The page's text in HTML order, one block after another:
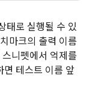
태로 실행될 수 있
마크의 출력 이름
니펫에서 억제를
면 테스트 이름 앞